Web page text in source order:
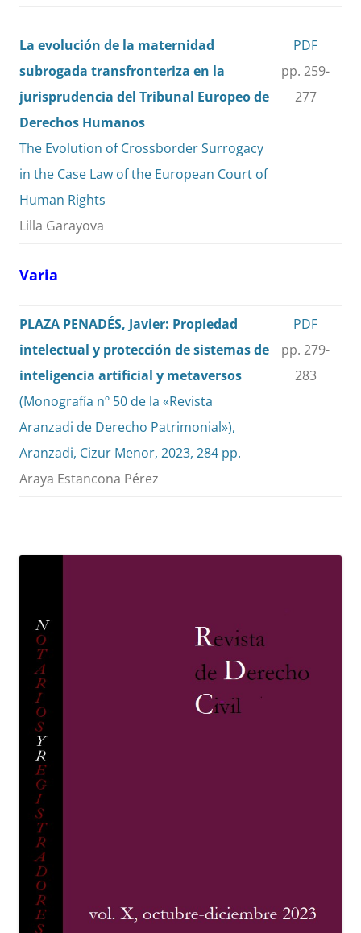
La evolución de la maternidad
subrogada transfronteriza en la
jurisprudencia del Tribunal Europeo de
Derechos Humanos
The Evolution of Crossborder Surrogacy
in the Case Law of the European Court of
Human Rights
Lilla Garayova
PDF
pp. 259-
277
Varia
PLAZA PENADÉS, Javier: Propiedad
intelectual y protección de sistemas de
inteligencia artificial y metaversos
(Monografía nº 50 de la «Revista
Aranzadi de Derecho Patrimonial»),
Aranzadi, Cizur Menor, 2023, 284 pp.
Araya Estancona Pérez
PDF
pp. 279-
283